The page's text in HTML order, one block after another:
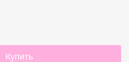
Купить